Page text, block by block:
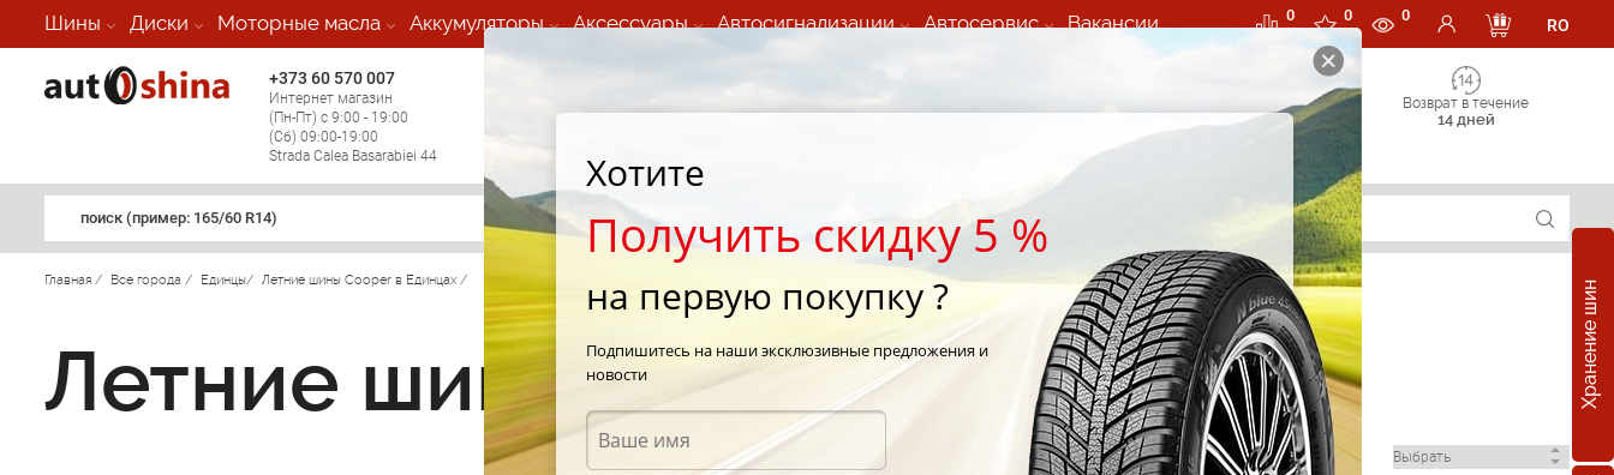
Шины Диски Моторные масла Аккумуляторы Аксессуары Автосигнализации Автосервис Вакансии 0 0 0
RO
+373 60 570 007
Интернет магазин
(Пн-Пт) с 9:00 - 19:00
(Сб) 09:00-19:00
Strada Calea Basarabiei 44
(круглосуточно по всем
(Пн-Пт) с 9:00 - 19:00
Возврат в течение
14 дней
поиск (примеp: 165/60 R14)
Хранение шин
Главная / Все города / Единцы/ Летние шины Cooper в Единцах /
Летние шины Cooper в Единцах
Хотите
Получить скидку 5 %
на первую покупку ?
Подпишитесь на наши эксклюзивные предложения и
новости